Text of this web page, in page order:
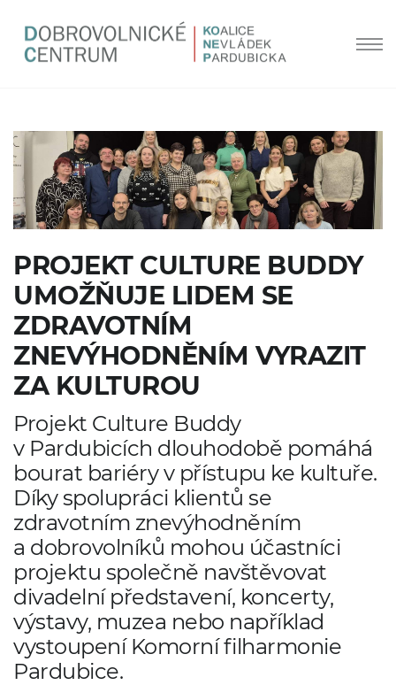
PROJEKT CULTURE BUDDY
UMOŽŇUJE LIDEM SE
ZDRAVOTNÍM
ZNEVÝHODNĚNÍM VYRAZIT
ZA KULTUROU
Projekt Culture Buddy
v Pardubicích dlouhodobě pomáhá
bourat bariéry v přístupu ke kultuře.
Díky spolupráci klientů se
zdravotním znevýhodněním
a dobrovolníků mohou účastníci
projektu společně navštěvovat
divadelní představení, koncerty,
výstavy, muzea nebo například
vystoupení Komorní filharmonie
Pardubice.